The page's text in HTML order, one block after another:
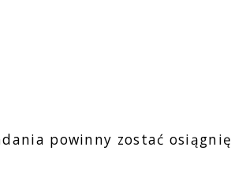
powinny zostać